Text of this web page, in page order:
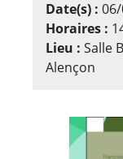
Date(s) :
Horaires :
Lieu : Salle
Alençon